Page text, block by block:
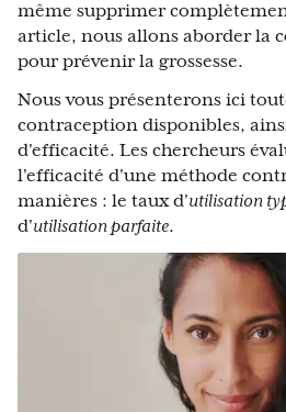
même supprimer
article, nous allons aborder la
pour prévenir la grossesse.
Nous vous présenterons ici
contraception disponibles,
d'efficacité. Les chercheurs
l'efficacité d'une méthode
manières : le taux d'utilisation
d'utilisation parfaite.